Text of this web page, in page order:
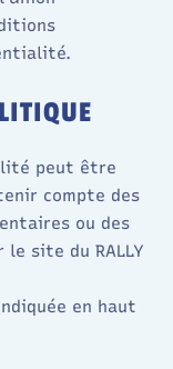
peut être
compte des
ou des
site du RALLY
en haut